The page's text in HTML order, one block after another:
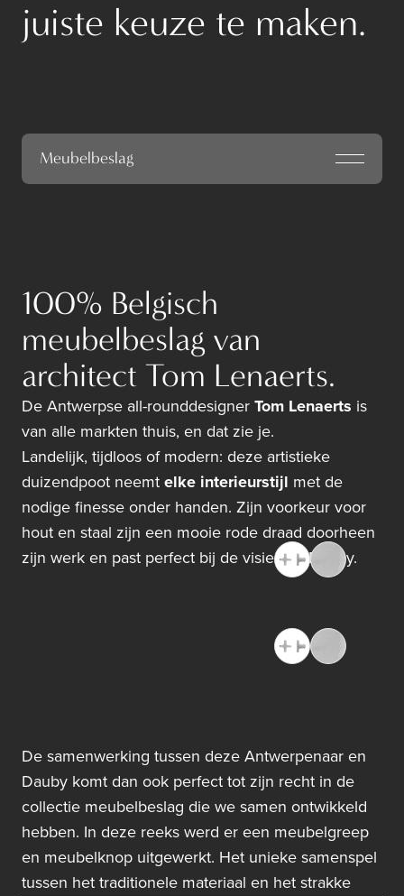
juiste keuze te maken.
Meubelbeslag
100% Belgisch
meubelbeslag van
architect Tom Lenaerts.
De Antwerpse all-rounddesignerTom Lenaerts is
van alle markten thuis, en dat zie je.
Landelijk, tijdloos of modern: deze artistieke
duizendpoot neemtelke interieurstijl met de
nodige finesse onder handen. Zijn voorkeur voor
hout en staal zijn een mooie rode draad doorheen
zijn werk en past perfect bij de visie van Dauby.
De samenwerking tussen deze Antwerpenaar en
Dauby komt dan ook perfect tot zijn recht in de
collectie meubelbeslag die we samen ontwikkeld
hebben. In deze reeks werd er een meubelgreep
en meubelknop uitgewerkt. Het unieke samenspel
tussen het traditionele materiaal en het strakke